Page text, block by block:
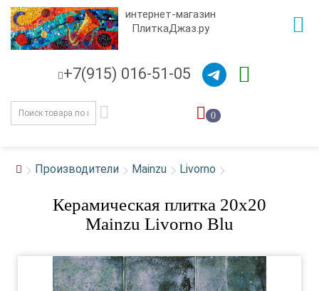
интернет-магазин
ПлиткаДжаз.ру
+7(915) 016-51-05
0
Производители Mainzu Livorno
Керамическая плитка 20x20
Mainzu Livorno Blu